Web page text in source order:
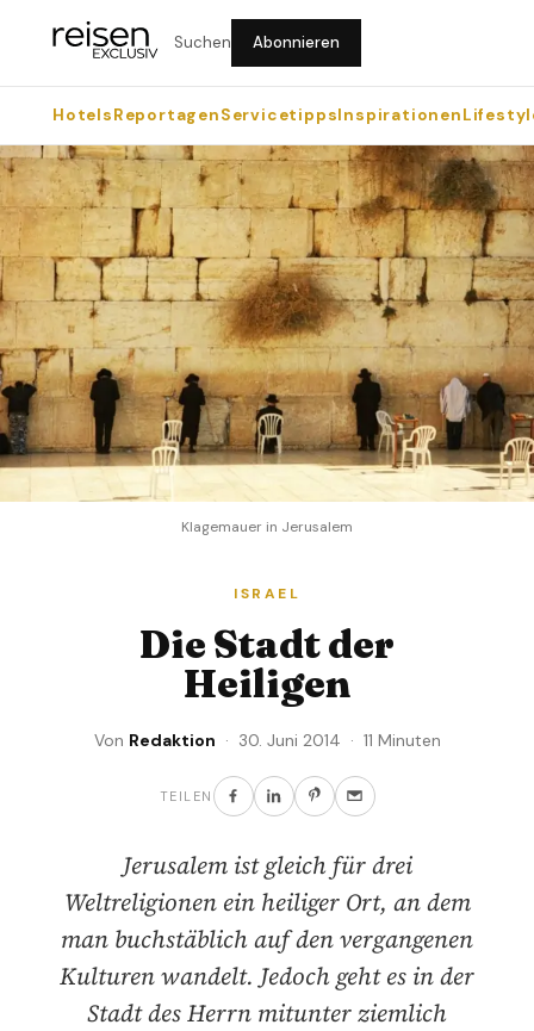
Suchen Abonnieren
HotelsReportagenServicetippsInspirationen
Klagemauer in Jerusalem
ISRAEL
Die Stadt der
Heiligen
Von Redaktion · 30. Juni 2014 · 11 Minuten
TEILEN
Jerusalem ist gleich für drei
Weltreligionen ein heiliger Ort, an dem
man buchstäblich auf den vergangenen
Kulturen wandelt. Jedoch geht es in der
Stadt des Herrn mitunter ziemlich